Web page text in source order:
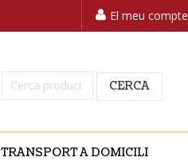
El meu compte
Cerca: CERCA
TRANSPORT A DOMICILI